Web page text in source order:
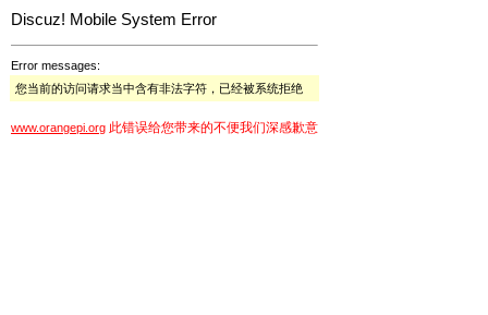
Discuz! Mobile System Error
Error messages:
您当前的访问请求当中含有非法字符，已经被系统拒绝
www.orangepi.org 此错误给您带来的不便我们深感歉意